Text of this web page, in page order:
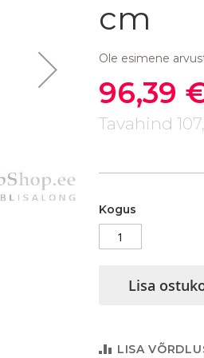
cm
Ole esimene
Soodushind
96,39
Tavahind
Kogus
Lisa
LISA